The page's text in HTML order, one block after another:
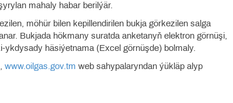
mahaly habar berilýär.
möhür bilen kepillendirilen bukja görkezilen salga
Bukjada hökmany suratda anketanyň elektron görnüşi,
häsiýetnama (Excel görnüşde) bolmaly.
www.oilgas.gov.tm web sahypalaryndan ýükläp alyp